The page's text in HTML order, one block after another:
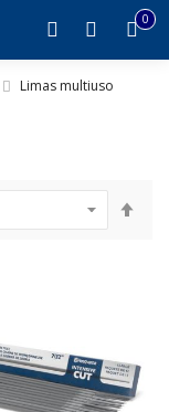
00
Limas multiuso